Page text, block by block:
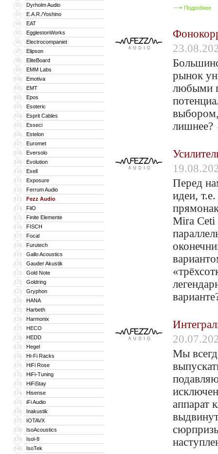
92 Dyrholm Audio
93 E.A.R./Yoshino
94 EAT
95 EgglestonWorks
96 Electrocompaniet
97 Elipson
98 EliteBoard
99 EMM Labs
100 Emotiva
101 EMT
102 Epos
103 Esoteric
104 Esprit Cables
105 Esseci
106 Estelon
107 Euromet
108 Eversolo
109 Evolution
110 Exell
111 Exposure
112 Ferrum Audio
113 Fezz Audio
114 FiiO
115 Finite Elemente
116 FISCH
117 Focal
118 Furutech
119 Gallo Acoustics
120 Gauder Akustik
121 Gold Note
122 Goldring
123 Gryphon
124 HANA
125 Harbeth
126 Harmonix
127 HECO
128 HEDD
129 Hegel
130 Hi-Fi Racks
131 HiFi Rose
132 HiFi-Tuning
133 HiFiStay
134 Hisense
135 iFi Audio
136 Inakustik
137 IOTAVX
138 IsoAcoustics
139 Isol-8
140 IsoTek
Подробнее
рынок
любыми
лишнее?
Перед
идеи,
Mira Ceti
Мы
аппарат